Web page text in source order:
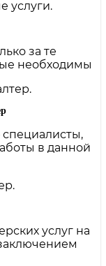
за те
необходимы
в данной
услуг на